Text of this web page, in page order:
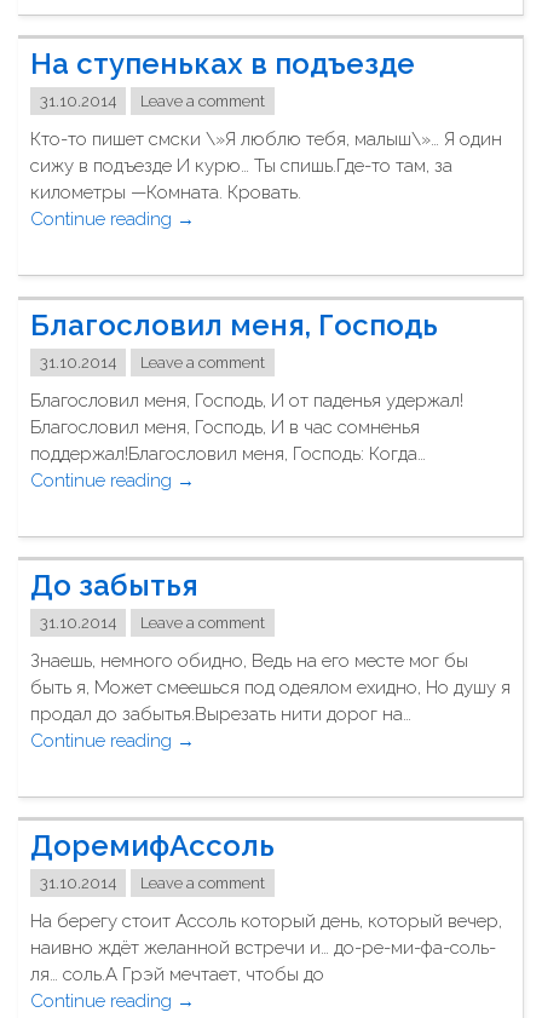
о
щ
у
щ
ю
?
П
н
а
б
о
й
с
е
к
ы
т
я
н
у
т
"
На ступеньках в подъезде
31.10.2014 Leave a comment
Кто-то пишет смски \»Я люблю тебя, малыш\»… Я один
сижу в подъезде И курю… Ты спишь.Где-то там, за
километры —Комната. Кровать.
Continue reading "
а
с
т
у
п
е
н
ь
к
х
в
п
о
ъ
е
з
→
Благословил меня, Господь
31.10.2014 Leave a comment
Благословил меня, Господь, И от паденья удержал!
Благословил меня, Господь, И в час сомненья
поддержал!Благословил меня, Господь: Когда…
Continue reading "
л
а
г
о
с
л
о
в
и
м
е
н
я
Г
о
с
→
До забытья
31.10.2014 Leave a comment
Знаешь, немного обидно, Ведь на его месте мог бы
быть я, Может смеешься под одеялом ехидно, Но душу я
продал до забытья.Вырезать нити дорог на…
Continue reading "
о
з
а
б
ы
т
ь
я
"
→
ДоремифАссоль
31.10.2014 Leave a comment
На берегу стоит Ассоль который день, который вечер,
наивно ждёт желанной встречи и… до-ре-ми-фа-соль-
ля… соль.А Грэй мечтает, чтобы до
Continue reading "→